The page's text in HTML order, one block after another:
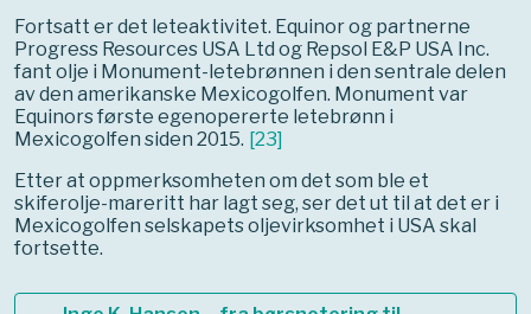
Fortsatt er det leteaktivitet. Equinor og partnerne
Progress Resources USA Ltd og Repsol E&P USA Inc.
fant olje i Monument-letebrønnen i den sentrale delen
av den amerikanske Mexicogolfen. Monument var
Equinors første egenopererte letebrønn i
Mexicogolfen siden 2015. [23]
Etter at oppmerksomheten om det som ble et
skiferolje-mareritt har lagt seg, ser det ut til at det er i
Mexicogolfen selskapets oljevirksomhet i USA skal
fortsette.